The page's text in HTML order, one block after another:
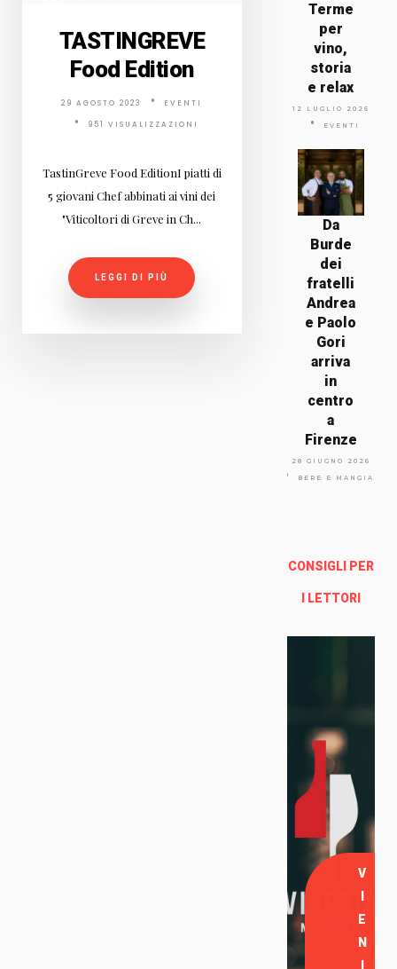
TASTINGREVE
Food Edition
29 AGOSTO 2023 EVENTI
951 VISUALIZZAZIONI
TastinGreve Food EditionI piatti di
5 giovani Chef abbinati ai vini dei
"Viticoltori di Greve in Ch...
LEGGI DI PIÙ
Terme
per
vino,
storia
e relax
12 LUGLIO 2026
EVENTI
Da
Burde
dei
fratelli
Andrea
e Paolo
Gori
arriva
in
centro
a
Firenze
28 GIUGNO 2026
BERE E MANGIARE
CONSIGLI PER
I LETTORI
Via
Arno
nze
Enoteca Online e al dettaglio
V
E
N